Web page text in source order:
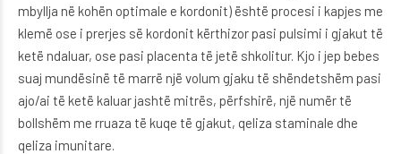
mbyllja në kohën optimale e kordonit) është procesi i kapjes me
klemë ose i prerjes së kordonit kërthizor pasi pulsimi i gjakut të
ketë ndaluar, ose pasi placenta të jetë shkolitur. Kjo i jep bebes
suaj mundësinë të marrë një volum gjaku të shëndetshëm pasi
ajo/ai të ketë kaluar jashtë mitrës, përfshirë, një numër të
bollshëm me rruaza të kuqe të gjakut, qeliza staminale dhe
qeliza imunitare.